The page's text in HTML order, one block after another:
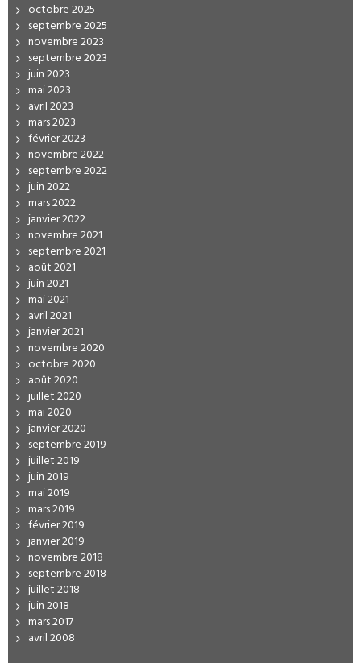
octobre 2025
septembre 2025
novembre 2023
septembre 2023
juin 2023
mai 2023
avril 2023
mars 2023
février 2023
novembre 2022
septembre 2022
juin 2022
mars 2022
janvier 2022
novembre 2021
septembre 2021
août 2021
juin 2021
mai 2021
avril 2021
janvier 2021
novembre 2020
octobre 2020
août 2020
juillet 2020
mai 2020
janvier 2020
septembre 2019
juillet 2019
juin 2019
mai 2019
mars 2019
février 2019
janvier 2019
novembre 2018
septembre 2018
juillet 2018
juin 2018
mars 2017
avril 2008